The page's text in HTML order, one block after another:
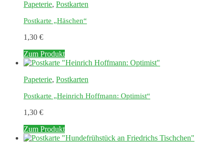
Papeterie, Postkarten
Postkarte „Häschen“
1,30 €
Zum Produkt
Papeterie, Postkarten
Postkarte „Heinrich Hoffmann: Optimist“
1,30 €
Zum Produkt